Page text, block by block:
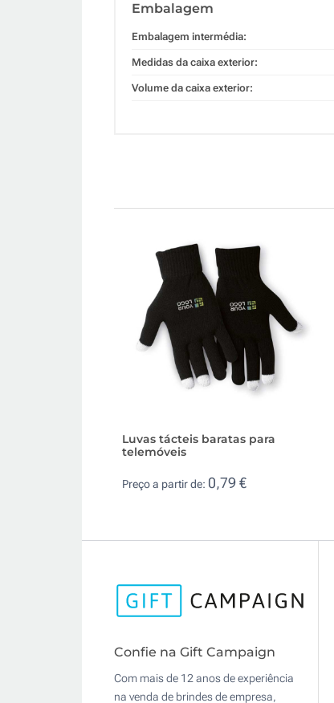
Embalagem
Embalagem intermédia:
Medidas da caixa exterior:
Volume da caixa exterior:
Luvas tácteis baratas para
telemóveis
Preço a partir de: 0,79 €
Confie na Gift Campaign
Com mais de 12 anos de experiência
na venda de brindes de empresa,